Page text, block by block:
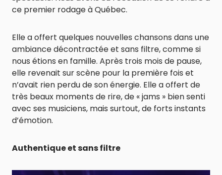
ce premier rodage à Québec.
Elle a offert quelques nouvelles chansons dans une
ambiance décontractée et sans filtre, comme si
nous étions en famille. Après trois mois de pause,
elle revenait sur scène pour la première fois et
n’avait rien perdu de son énergie. Elle a offert de
très beaux moments de rire, de « jams » bien senti
avec ses musiciens, mais surtout, de forts instants
d’émotion.
Authentique et sans filtre